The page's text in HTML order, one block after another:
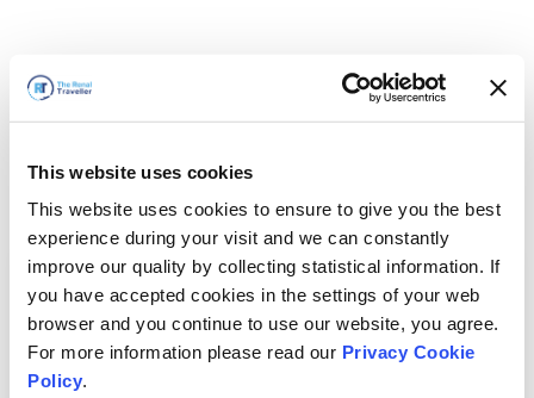
This website uses cookies
This website uses cookies to ensure to give you the best
experience during your visit and we can constantly
improve our quality by collecting statistical information. If
you have accepted cookies in the settings of your web
browser and you continue to use our website, you agree.
For more information please read our Privacy Cookie
Policy.